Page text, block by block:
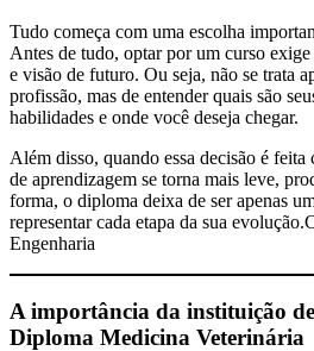
Tudo começa com uma escolha
Antes de tudo, optar por um curso
e visão de futuro. Ou seja, não se trata
profissão, mas de entender quais são
habilidades e onde você deseja chegar.
Além disso, quando essa decisão é
de aprendizagem se torna mais leve,
forma, o diploma deixa de ser apenas
representar cada etapa da sua
Engenharia
A importância da instituição
Diploma Medicina Veterinária